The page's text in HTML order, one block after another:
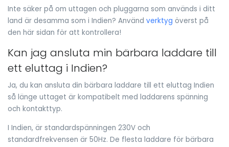
Inte säker på om uttagen och pluggarna som används i ditt
land är desamma som i Indien? Använd verktyg överst på
den här sidan för att kontrollera!
Kan jag ansluta min bärbara laddare till
ett eluttag i Indien?
Ja, du kan ansluta din bärbara laddare till ett eluttag Indien
så länge uttaget är kompatibelt med laddarens spänning
och kontakttyp.
I Indien, är standardspänningen 230V och
standardfrekvensen är 50Hz. De flesta laddare för bärbara